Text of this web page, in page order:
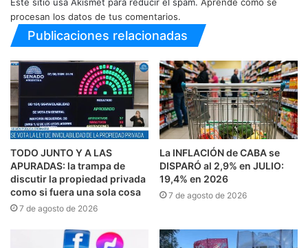
Este sitio usa Akismet para reducir el spam. Aprende cómo se
procesan los datos de tus comentarios.
Publicaciones relacionadas
TODO JUNTO Y A LAS
APURADAS: la trampa de
discutir la propiedad privada
como si fuera una sola cosa
7 de agosto de 2026
La INFLACIÓN de CABA se
DISPARÓ al 2,9% en JULIO:
19,4% en 2026
7 de agosto de 2026